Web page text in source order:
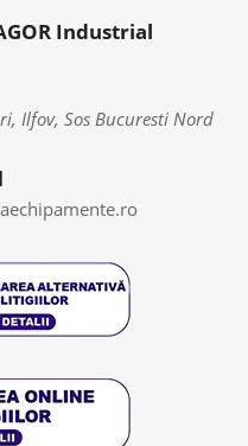
Industrial
Ilfov, Sos Bucuresti Nord